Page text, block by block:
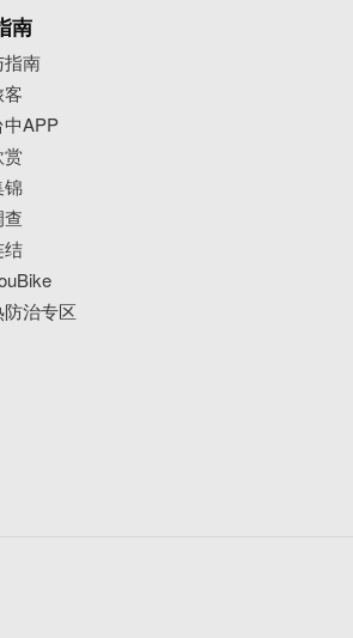
南
指南
中APP
锦
结
治专区